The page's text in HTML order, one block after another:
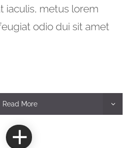
iaculis, metus lorem
odio dui sit amet
Read More